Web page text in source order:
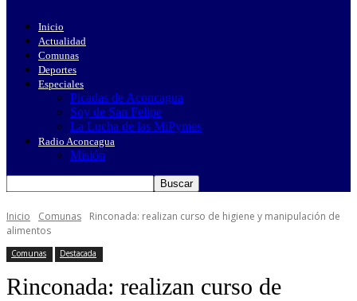
Inicio
Actualidad
Comunas
Deportes
Especiales
Picadas de Aconcagua
Soy de San Felipe
La Lucha de las MiPymes
Radio Aconcagua
Misión
Inicio Comunas
Rinconada: realizan curso de higiene y manipulación de
alimentos
Comunas Destacada
Rinconada: realizan curso de